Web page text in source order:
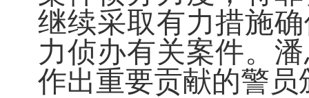
继续采取有力措施
力侦办有关案件。
作出重要贡献的警员